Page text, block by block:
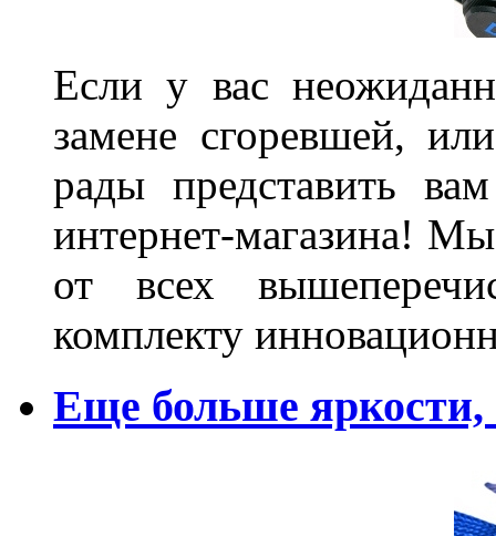
Если у вас
замене сгоревшей,
рады представить
интернет-магазина!
от всех
комплекту
Еще больше